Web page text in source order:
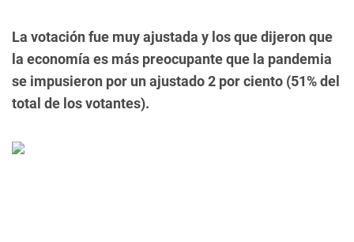
La votación fue muy ajustada y los que dijeron que
la economía es más preocupante que la pandemia
se impusieron por un ajustado 2 por ciento (51% del
total de los votantes).